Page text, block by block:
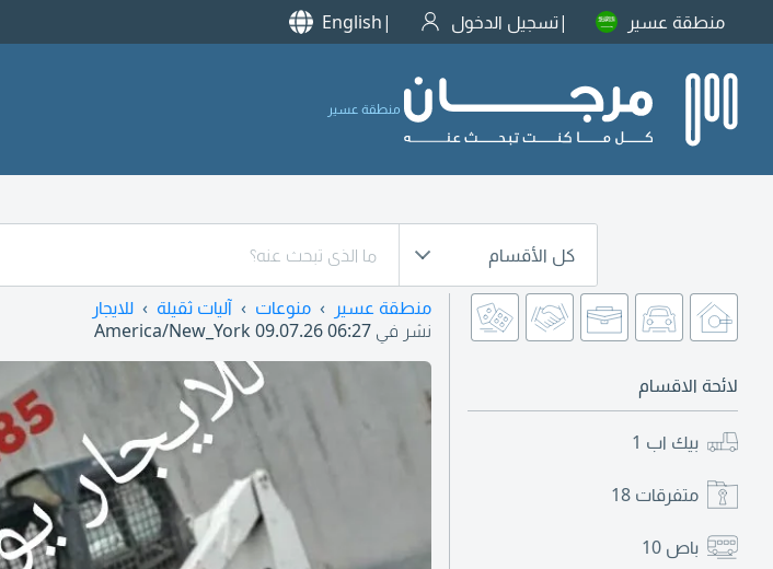
منطقة عسير تسجيل الدخول English
منطقة عسير
كل الأقسام
لائحة الاقسام
بيك اب 1
متفرقات 18
باص 10
منطقة عسير منوعات آليات ثقيلة
للايجار
نشر في 09.07.26 06:27